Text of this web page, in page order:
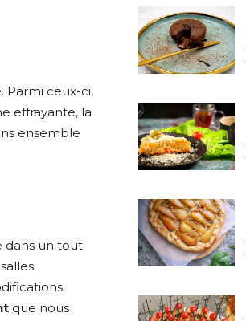
Parmi ceux-ci,
effrayante, la
ensemble
dans un tout
que nous